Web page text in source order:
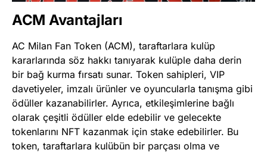
ACM Avantajları
AC Milan Fan Token (ACM), taraftarlara kulüp
kararlarında söz hakkı tanıyarak kulüple daha derin
bir bağ kurma fırsatı sunar. Token sahipleri, VIP
davetiyeler, imzalı ürünler ve oyuncularla tanışma gibi
ödüller kazanabilirler. Ayrıca, etkileşimlerine bağlı
olarak çeşitli ödüller elde edebilir ve gelecekte
tokenlarını NFT kazanmak için stake edebilirler. Bu
token, taraftarlara kulübün bir parçası olma ve